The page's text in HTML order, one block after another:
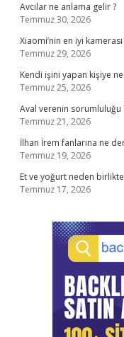
Avcılar ne anlama gelir ?
Temmuz 30, 2026
Xiaomi’nin en iyi
Temmuz 29, 2026
Kendi işini yapan kişiye
Temmuz 25, 2026
Aval verenin sorumluluğu
Temmuz 21, 2026
İlhan İrem fanlarına ne
Temmuz 19, 2026
Et ve yoğurt neden
Temmuz 17, 2026